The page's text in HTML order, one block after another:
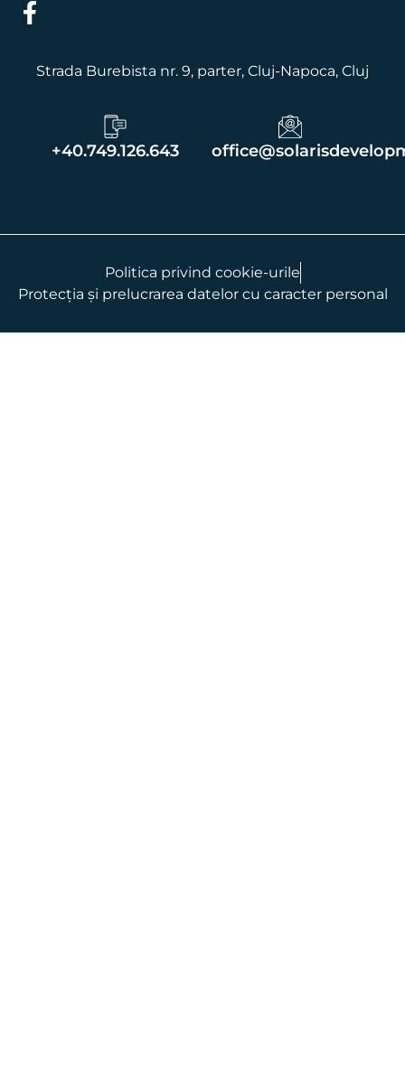
Strada Burebista nr. 9, parter, Cluj-Napoca, Cluj
+40.749.126.643
Politica privind cookie-urile
Protecția și prelucrarea datelor cu caracter personal